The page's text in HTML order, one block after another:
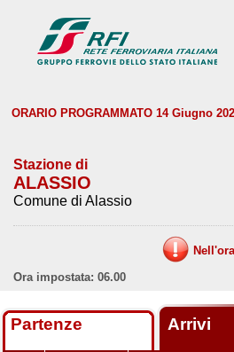
ORARIO PROGRAMMATO 14 Giugno
Stazione di
ALASSIO
Comune di Alassio
Ora impostata: 06.00
Partenze Arrivi